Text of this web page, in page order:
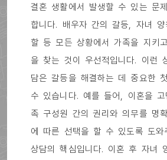
결혼 생활에서 발생할 수 있는 문
합니다. 배우자 간의 갈등, 자녀
할 등 모든 상황에서 가족을 지키
을 찾는 것이 우선적입니다. 이런
담은 갈등을 해결하는 데 중요한
수 있습니다. 예를 들어, 이혼을
족 구성원 간의 권리와 의무를 명
에 따른 선택을 할 수 있도록 도와
상담의 핵심입니다. 이혼 후 자녀